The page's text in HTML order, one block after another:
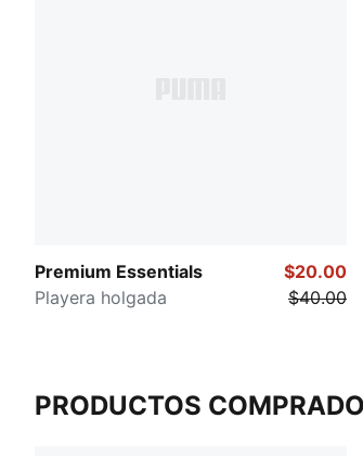
Premium Essentials
Playera holgada
$20.00
$40.00
PRODUCTOS